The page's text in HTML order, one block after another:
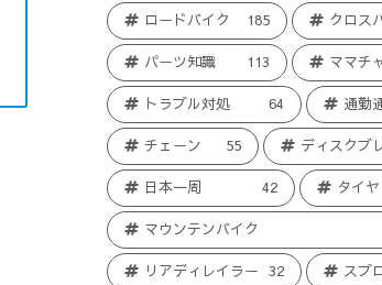
ロードバイク 185 クロス
パーツ知識 113 ママチ
トラブル対処 64 通勤
チェーン 55 ディスクブ
日本一周 42 タイヤ
マウンテンバイク
リアディレイラー 32 スプ